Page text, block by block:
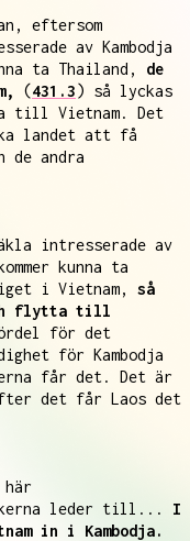
eftersom
av Kambodja
ta Thailand, de
(431.3) så lyckas
till Vietnam. Det
landet att få
de andra
intresserade av
kunna ta
i Vietnam, så
flytta till
för det
för Kambodja
får det. Det är
det får Laos det
leder till... I
in i Kambodja.